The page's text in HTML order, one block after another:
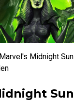
Marvel's Midnight